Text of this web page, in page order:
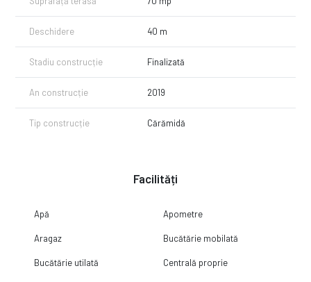
Deschidere 40 m
Stadiu construcție Finalizată
An construcție 2019
Tip construcție Cărămidă
Facilități
Apă Apometre
Aragaz Bucătărie mobilată
Bucătărie utilată Centrală proprie